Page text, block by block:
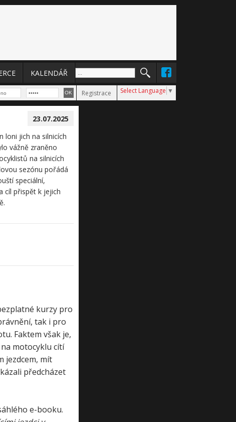
KALENDÁŘ
Registrace Select Language ▼
23.07.2025
loni jich na silnicích
vážně zraněno
na silnicích
sezónu pořádá
speciální,
cíl přispět k jejich
kurzy pro
tak i pro
Faktem však je,
motocyklu cítí
jezdcem, mít
předcházet
e-booku.